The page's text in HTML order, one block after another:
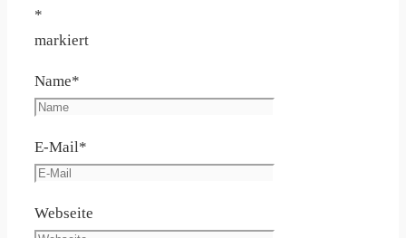
*
markiert
Name*
E-Mail*
Webseite